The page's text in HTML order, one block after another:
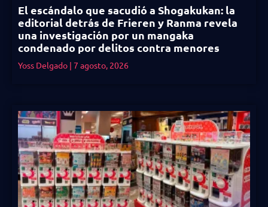
El escándalo que sacudió a Shogakukan: la
editorial detrás de Frieren y Ranma revela
una investigación por un mangaka
condenado por delitos contra menores
Yoss Delgado 7 agosto, 2026